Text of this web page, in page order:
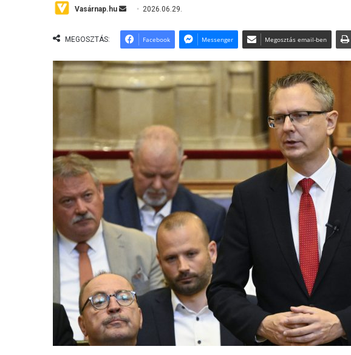
Vasárnap.hu
n
a
n
i
l
2026.06.29.
MEGOSZTÁS: Facebook Messenger Megosztás email-ben